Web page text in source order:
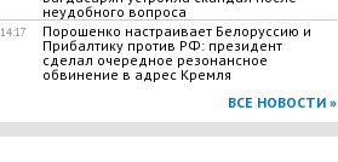
неудобного вопроса
14:17
Порошенко настраивает Белоруссию и
Прибалтику против РФ: президент
сделал очередное резонансное
обвинение в адрес Кремля
ВСЕ НОВОСТИ »